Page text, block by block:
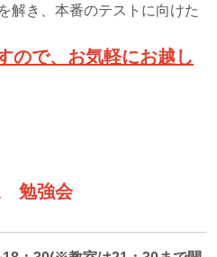
解き、本番のテストに向けた
ので、お気軽にお越し
勉強会